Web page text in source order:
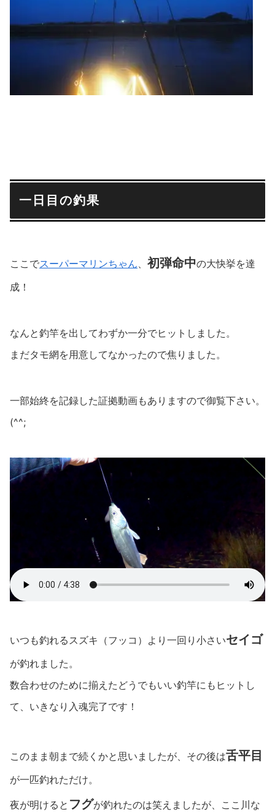
一日目の釣果
ここでスーパーマリンちゃん、 初弾命中の大快挙を達
成！
なんと釣竿を出してわずか一分でヒットしました。
まだタモ網を用意してなかったので焦りました。
一部始終を記録した証拠動画もありますので御覧下さい。
(^^;
いつも釣れるスズキ（フッコ）より一回り小さいセイゴ
が釣れました。
数合わせのために揃えたどうでもいい釣竿にもヒットし
て、いきなり入魂完了です！
このまま朝まで続くかと思いましたが、その後は舌平目
が一匹釣れただけ。
夜が明けると フグが釣れたのは笑えましたが、ここ川な